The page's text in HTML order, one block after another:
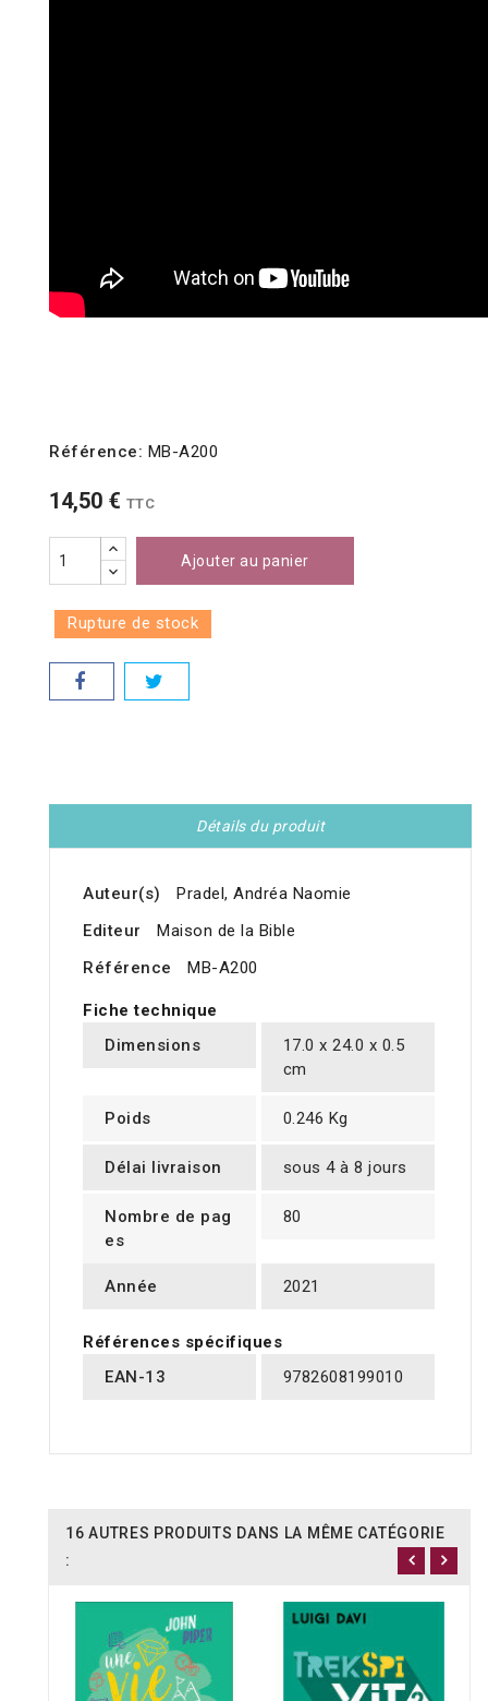
Référence: MB-A200
14,50 € TTC
Ajouter au panier
Rupture de stock
Détails du produit
Auteur(s)
Pradel, Andréa Naomie
Editeur
Maison de la Bible
Référence
MB-A200
Fiche technique
Dimensions
17.0 x 24.0 x 0.5
cm
Poids 0.246 Kg
Délai livraison sous 4 à 8 jours
Nombre de pag
es
80
Année 2021
Références spécifiques
EAN-13
9782608199010
16 AUTRES PRODUITS DANS LA MÊME CATÉGORIE
: